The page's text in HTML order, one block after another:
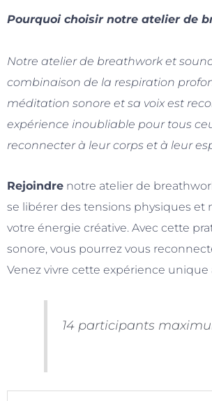
Pourquoi choisir notre atelier de
Notre atelier de breathwork et
combinaison de la respiration
méditation sonore et sa voix est
expérience inoubliable pour tous
reconnecter à leur corps et à leur
Rejoindre notre atelier de
se libérer des tensions physiques et
votre énergie créative. Avec cette
sonore, vous pourrez vous
Venez vivre cette expérience
14 participants